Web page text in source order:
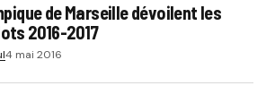
de Marseille dévoilent les
2016-2017
4 mai 2016